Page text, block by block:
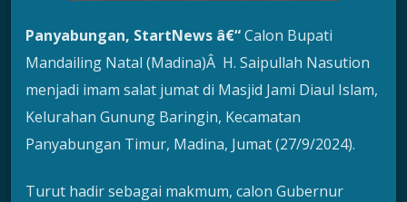
Panyabungan, StartNews â€“Calon Bupati
Mandailing Natal (Madina)Â H. Saipullah Nasution
menjadi imam salat jumat di Masjid Jami Diaul Islam,
Kelurahan Gunung Baringin, Kecamatan
Panyabungan Timur, Madina, Jumat (27/9/2024).
Turut hadir sebagai makmum, calon Gubernur